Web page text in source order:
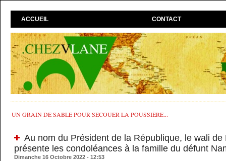
ACCUEIL CONTACT
UN GRAIN DE SABLE POUR SECOUER LA POUSSIÈRE...
Au nom du Président de la République, le wali
présente les condoléances à la famille du défunt
Dimanche 16 Octobre 2022 - 12:53